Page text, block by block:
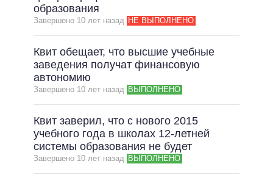
образования
Завершено 10 лет назад НЕ ВЫПОЛНЕНО
Квит обещает, что высшие учебные
заведения получат финансовую
автономию
Завершено 10 лет назад ВЫПОЛНЕНО
Квит заверил, что с нового 2015
учебного года в школах 12-летней
системы образования не будет
Завершено 10 лет назад ВЫПОЛНЕНО